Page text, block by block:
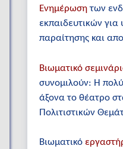
Ενημέρωσητων
εκπαιδευτικών
παραίτησης και
Βιωματικό
συνομιλούν: Η
άξονα το θέατρο
Πολιτιστικών
Βιωματικό